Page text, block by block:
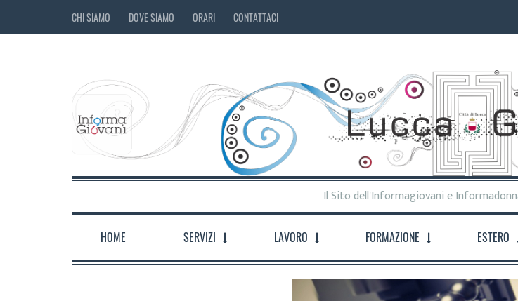
CHI SIAMO DOVE SIAMO ORARI CONTATTACI
Il Sito dell'Informagiovani e
HOME SERVIZI LAVORO FORMAZIONE ESTERO